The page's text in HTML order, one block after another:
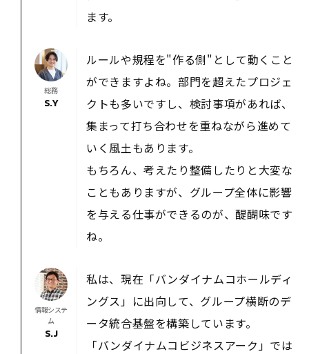
ます。
総務
S.Y
ルールや規程を"作る側"として動くこと
ができますよね。部門を超えたプロジェ
クトも多いですし、検討事項があれば、
集まって打ち合わせを重ねながら進めて
いく風土もあります。
もちろん、考えたり整備したりと大変な
こともありますが、グループ全体に影響
を与える仕事ができるのが、醍醐味です
ね。
情報システ
ム
S.J
私は、現在「バンダイナムコホールディ
ングス」に出向して、グループ横断のデ
ータ統合基盤を構築しています。
「バンダイナムコビジネスアーク」では